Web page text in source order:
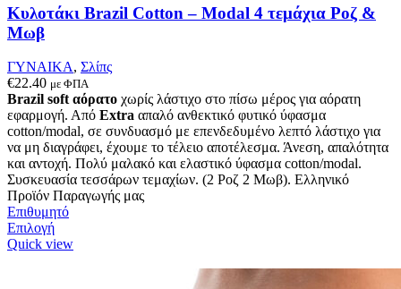
επιλογές
μπορούν
επιλεγούν
στη
σελίδα
του
προϊόντος
Κυλοτάκι Brazil Cotton – Modal 4 τεμάχια Ροζ &
Μωβ
ΓΥΝΑΙΚΑ, Σλίπς
€22.40 με ΦΠΑ
Brazil soft αόρατο χωρίς λάστιχο στο πίσω μέρος για αόρατη
εφαρμογή. Από Extra απαλό ανθεκτικό φυτικό ύφασμα
cotton/modal, σε συνδυασμό με επενδεδυμένο λεπτό λάστιχο για
να μη διαγράφει, έχουμε το τέλειο αποτέλεσμα. Άνεση, απαλότητα
και αντοχή. Πολύ μαλακό και ελαστικό ύφασμα cotton/modal.
Συσκευασία τεσσάρων τεμαχίων. (2 Ροζ 2 Μωβ). Ελληνικό
Προϊόν Παραγωγής μας
Επιθυμητό
ΕπιλογήΑυτό
το
Quick view